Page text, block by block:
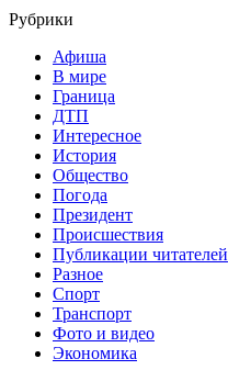
Рубрики
Афиша
В мире
Граница
ДТП
Интересное
История
Общество
Погода
Президент
Происшествия
Публикации читателей
Разное
Спорт
Транспорт
Фото и видео
Экономика